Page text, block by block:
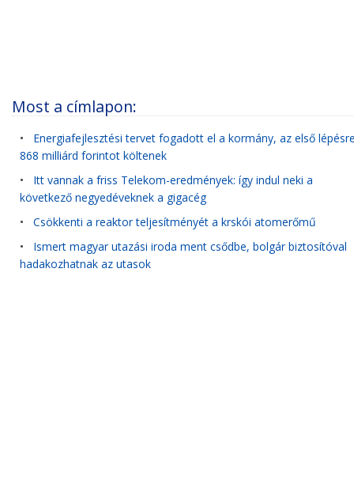
Most a címlapon:
• Energiafejlesztési tervet fogadott el a kormány, az első
868 milliárd forintot költenek
• Itt vannak a friss Telekom-eredmények: így indul neki a
következő negyedéveknek a gigacég
• Csökkenti a reaktor teljesítményét a krskói atomerőmű
• Ismert magyar utazási iroda ment csődbe, bolgár biztosítóval
hadakozhatnak az utasok